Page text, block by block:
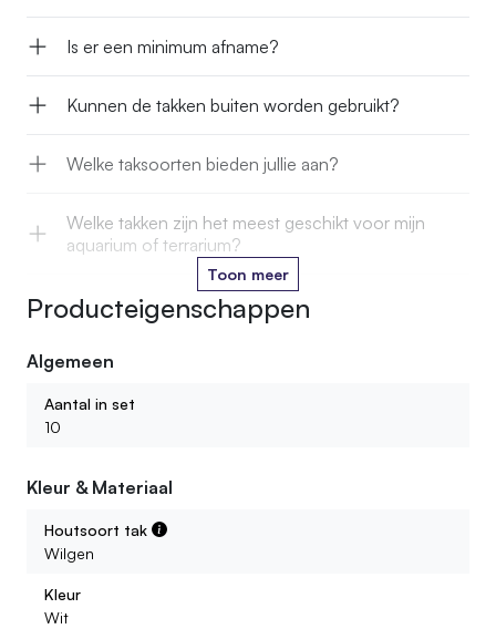
Is er een minimum afname?
Kunnen de takken buiten worden gebruikt?
Welke taksoorten bieden jullie aan?
Welke takken zijn het meest geschikt voor mijn
aquarium of terrarium?
Zijn de takken in jullie webshop veilig voor mijn
huisdier?
Toon meer
Producteigenschappen
Algemeen
Aantal in set
10
Kleur & Materiaal
Houtsoort tak
Wilgen
Kleur
Wit